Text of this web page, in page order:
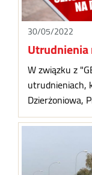
30/05/2022
Utrudnienia
W związku z
utrudnieniach,
Dzierżoniowa,